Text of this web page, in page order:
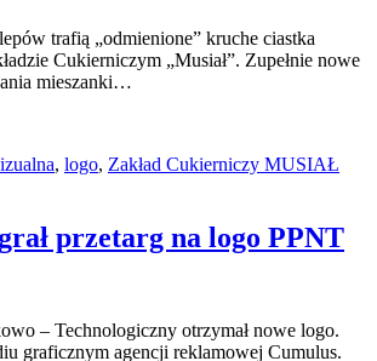
trafią „odmienione” kruche ciastka
Cukierniczym „Musiał”. Zupełnie nowe
mieszanki…
, logo, Zakład Cukierniczy MUSIAŁ
przetarg na logo PPNT
– Technologiczny otrzymał nowe logo.
graficznym agencji reklamowej Cumulus.